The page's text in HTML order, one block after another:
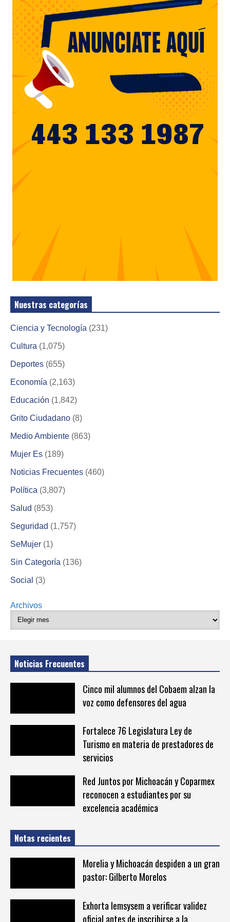
Nuestras categorías
Ciencia y Tecnología (231)
Cultura (1,075)
Deportes (655)
Economía (2,163)
Educación (1,842)
Grito Ciudadano (8)
Medio Ambiente (863)
Mujer Es (189)
Noticias Frecuentes (460)
Política (3,807)
Salud (853)
Seguridad (1,757)
SeMujer (1)
Sin Categoría (136)
Social (3)
Archivos
Noticias Frecuentes
Cinco mil alumnos del Cobaem alzan la
voz como defensores del agua
Fortalece 76 Legislatura Ley de
Turismo en materia de prestadores de
servicios
Red Juntos por Michoacán y Coparmex
reconocen a estudiantes por su
excelencia académica
Notas recientes
Morelia y Michoacán despiden a un gran
pastor: Gilberto Morelos
Exhorta Iemsysem a verificar validez
oficial antes de inscribirse a la